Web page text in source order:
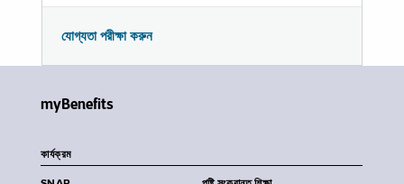
যোগ্যতা পরীক্ষা করুন
myBenefits
কার্যক্রম